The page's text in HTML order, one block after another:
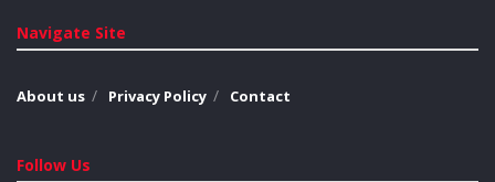
Navigate Site
About us Privacy Policy Contact
Follow Us